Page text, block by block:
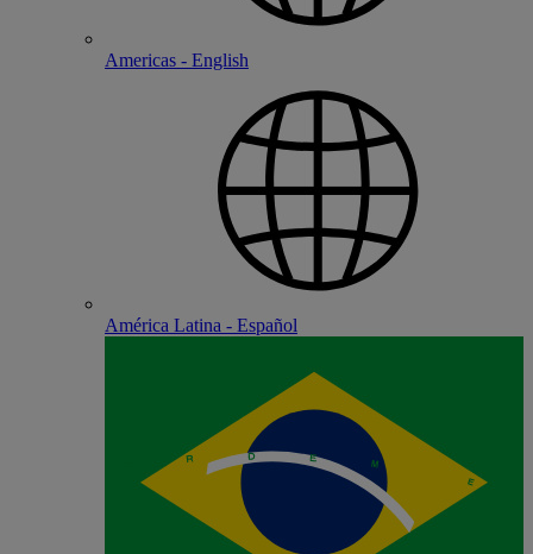
Americas - English
América Latina - Español